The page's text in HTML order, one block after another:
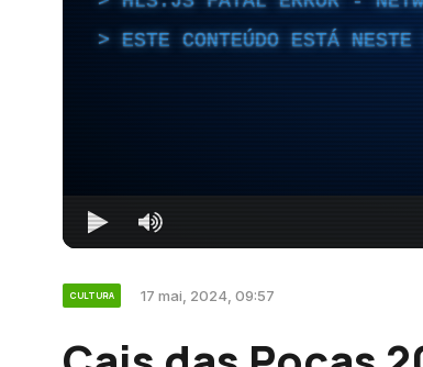
ESTE CONTEÚDO ESTÁ
CULTURA 17 mai, 2024, 09:57